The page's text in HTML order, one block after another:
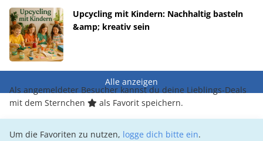
Upcycling mit Kindern: Nachhaltig basteln
&amp; kreativ sein
Alle anzeigen
Als angemeldeter Besucher kannst du deine Lieblings-Deals
mit dem Sternchen
als Favorit speichern.
Um die Favoriten zu nutzen, logge dich bitte ein.